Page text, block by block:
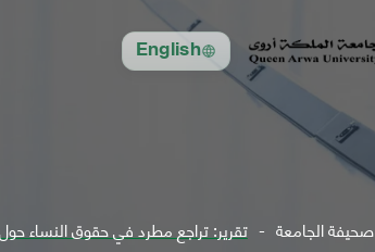
English
صحيفة الجامعة تقرير: تراجع مطرد في حقوق النساء